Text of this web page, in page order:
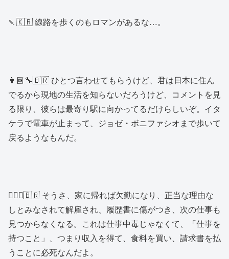
🍡🇰🇷 線路を歩くのもロマンがあるな…。
👨🏾‍🔧🇧🇷 ひとつ言わせてもらうけど、君は日本に住ん
でるから現地の生活を知らないだろうけど、コメントを見
る限り、彼らは最寄り駅に向かってるだけらしいぞ。イタ
ケラで電車が止まって、ジョゼ・ボニファシオまで歩いて
戻るようなもんだ。
🙎🏾‍♂️🇧🇷 そうさ、家に帰れば欠勤になり、正当な理由な
しとみなされて解雇され、履歴書に傷がつき、次の仕事も
見つからなくなる。これは仕事中毒じゃなくて、「仕事を
持つこと」、つまり収入を得て、食料を買い、請求書を払
うことに必死なんだよ。